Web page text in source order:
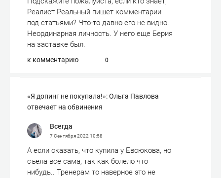
Реалист Реальный пишет комментарии
под статьями? Что-то давно его не видно.
Неординарная личность. У него еще Берия
на заставке был.
к комментарию 0
«Я допинг не покупала!»: Ольга Павлова
отвечает на обвинения
Всегда
7 Сентября 2022 10:58
А если сказать, что купила у Евсюкова, но
съела все сама, так как болело что
нибудь.. Тренерам то наверное это не